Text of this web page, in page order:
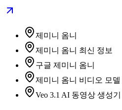
제미니 옴니
제미니 옴니 최신 정보
구글 제미니 옴니
제미니 옴니 비디오 모델
Veo 3.1 AI 동영상 생성기